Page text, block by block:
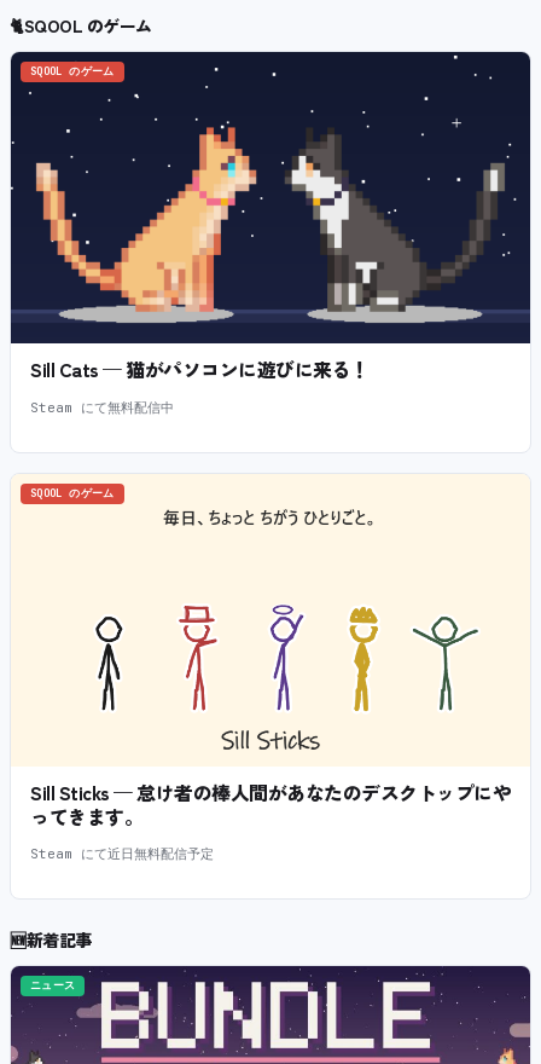
🐈SQOOL のゲーム
SQOOL のゲーム
Sill Cats — 猫がパソコンに遊びに来る！
Steam にて無料配信中
SQOOL のゲーム
Sill Sticks — 怠け者の棒人間があなたのデスクトップにや
ってきます。
Steam にて近日無料配信予定
🆕新着記事
ニュース